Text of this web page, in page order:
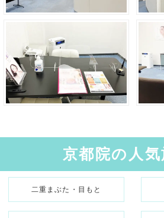
京都院の人気
二重まぶた・目もと